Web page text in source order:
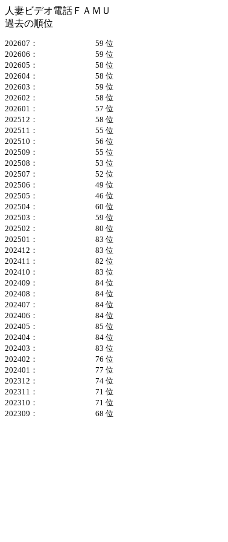
人妻ビデオ電話ＦＡＭＵ
過去の順位
202607：
59 位
202606：
59 位
202605：
58 位
202604：
58 位
202603：
59 位
202602：
58 位
202601：
57 位
202512：
58 位
202511：
55 位
202510：
56 位
202509：
55 位
202508：
53 位
202507：
52 位
202506：
49 位
202505：
46 位
202504：
60 位
202503：
59 位
202502：
80 位
202501：
83 位
202412：
83 位
202411：
82 位
202410：
83 位
202409：
84 位
202408：
84 位
202407：
84 位
202406：
84 位
202405：
85 位
202404：
84 位
202403：
83 位
202402：
76 位
202401：
77 位
202312：
74 位
202311：
71 位
202310：
71 位
202309：
68 位